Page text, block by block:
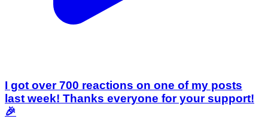
I got over 700 reactions on one of my posts
last week! Thanks everyone for your support!
🎉